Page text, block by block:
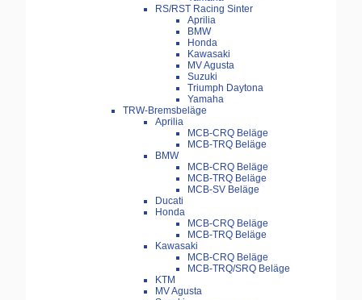
RS/RST Racing Sinter
Aprilia
BMW
Honda
Kawasaki
MV Agusta
Suzuki
Triumph Daytona
Yamaha
TRW-Bremsbeläge
Aprilia
MCB-CRQ Beläge
MCB-TRQ Beläge
BMW
MCB-CRQ Beläge
MCB-TRQ Beläge
MCB-SV Beläge
Ducati
Honda
MCB-CRQ Beläge
MCB-TRQ Beläge
Kawasaki
MCB-CRQ Beläge
MCB-TRQ/SRQ Beläge
KTM
MV Agusta